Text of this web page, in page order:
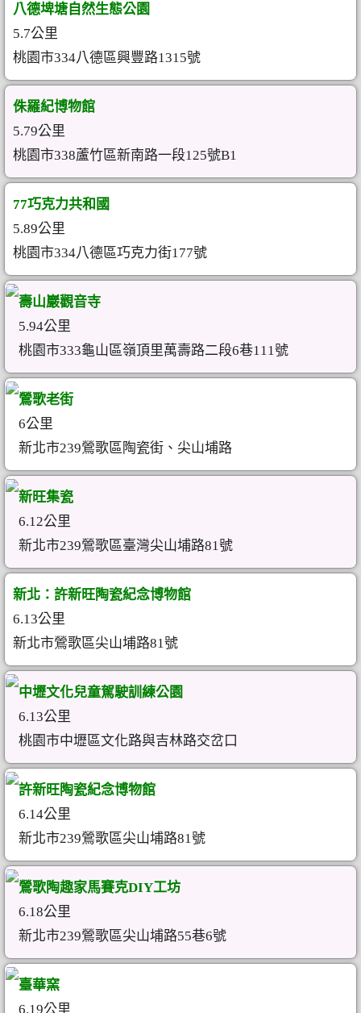
八德埤塘自然生態公園
5.7公里
桃園市334八德區興豐路1315號
侏羅紀博物館
5.79公里
桃園市338蘆竹區新南路一段125號B1
77巧克力共和國
5.89公里
桃園市334八德區巧克力街177號
壽山巖觀音寺
5.94公里
桃園市333龜山區嶺頂里萬壽路二段6巷111號
鶯歌老街
6公里
新北市239鶯歌區陶瓷街、尖山埔路
新旺集瓷
6.12公里
新北市239鶯歌區臺灣尖山埔路81號
新北：許新旺陶瓷紀念博物館
6.13公里
新北市鶯歌區尖山埔路81號
中壢文化兒童駕駛訓練公園
6.13公里
桃園市中壢區文化路與吉林路交岔口
許新旺陶瓷紀念博物館
6.14公里
新北市239鶯歌區尖山埔路81號
鶯歌陶趣家馬賽克DIY工坊
6.18公里
新北市239鶯歌區尖山埔路55巷6號
臺華窯
6.19公里